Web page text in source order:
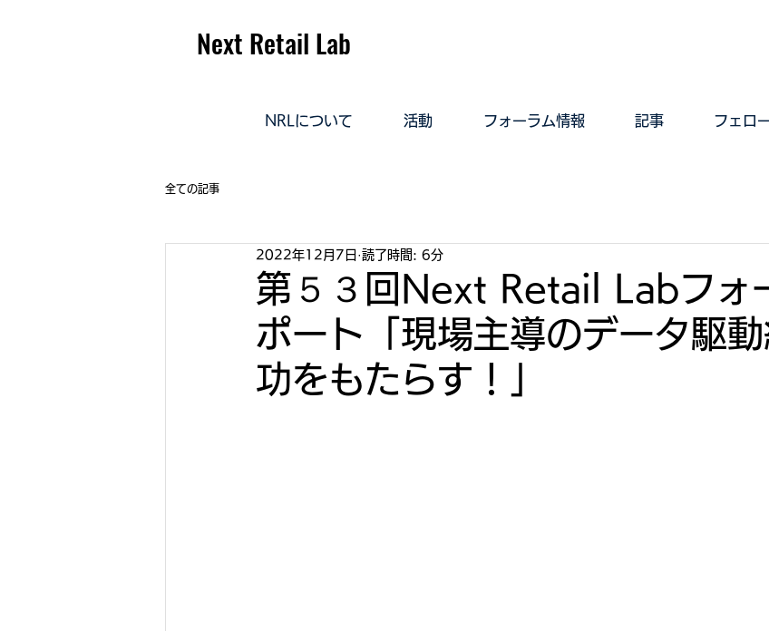
Next Retail Lab
NRLについて 活動 フォーラム情報 記事 フェロ
全ての記事
第５３回Next Retail Labフォ
ポート「現場主導のデータ駆
功をもたらす！」
2022年12月7日 読了時間: 6分